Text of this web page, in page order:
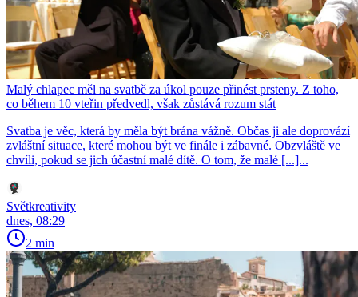
Malý chlapec měl na svatbě za úkol pouze přinést prsteny. Z toho,
co během 10 vteřin předvedl, však zůstává rozum stát
Svatba je věc, která by měla být brána vážně. Občas ji ale doprovází
zvláštní situace, které mohou být ve finále i zábavné. Obzvláště ve
chvíli, pokud se jich účastní malé dítě. O tom, že malé [...]...
Světkreativity
dnes, 08:29
2 min